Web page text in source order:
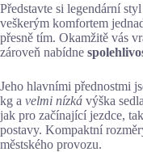
Představte si legendární
veškerým komfortem
přesně tím. Okamžitě vás
zároveň nabídne
Jeho hlavními přednostmi
kg a velmi nízká výška
jak pro začínající jezdce,
postavy. Kompaktní
městského provozu.